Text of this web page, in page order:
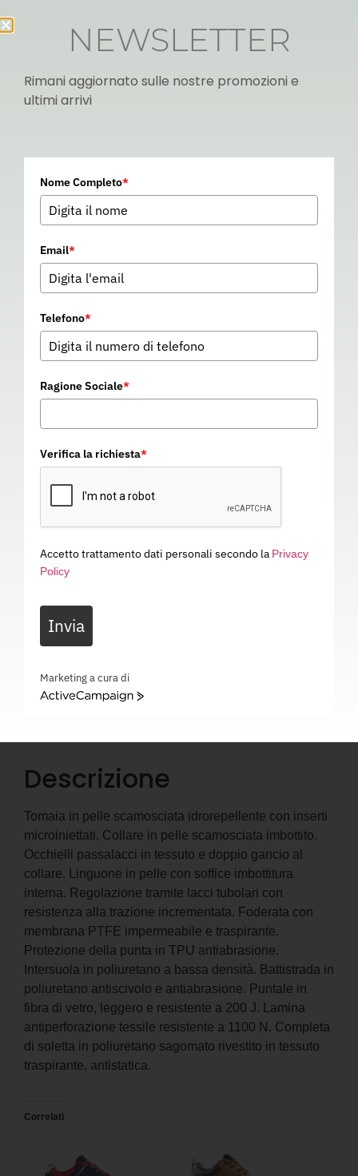
ARCTIC S3 WR SRC
04C088 Categoria
ARCTIC S3 WR SRC – 04C088
Descrizione
Tomaia in pelle scamosciata idrorepellente con inserti
microiniettati. Collare in pelle scamosciata imbottito.
Occhielli passalacci in tessuto e doppio gancio al
collare. Linguone in pelle con soffice imbottitura
interna. Regolazione tramite lacci tubolari con
resistenza alla trazione incrementata. Foderata con
membrana PTFE impermeabile e traspirante.
Protezione della punta in TPU antiabrasione.
Intersuola in poliuretano a bassa densità. Battistrada in
poliuretano antiscivolo e antiabrasione. Puntale in
fibra di vetro, leggero e resistente a 200 J. Lamina
antiperforazione tessile resistente a 1100 N. Completa
di soletta in poliuretano sagomato rivestito in tessuto
traspirante, antistatica.
Correlati
NEWSLETTER
Rimani aggiornato sulle nostre promozioni e
ultimi arrivi
Nome Completo*
Email*
Telefono*
Ragione Sociale*
Verifica la richiesta*
Accetto trattamento dati personali secondo la Privacy
Policy
Invia
Marketing a cura di
ActiveCampaign